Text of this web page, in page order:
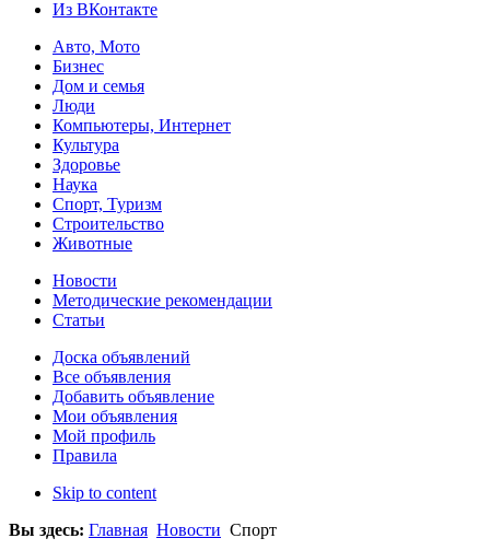
Из ВКонтакте
Авто, Мото
Бизнес
Дом и семья
Люди
Компьютеры, Интернет
Культура
Здоровье
Наука
Спорт, Туризм
Строительство
Животные
Новости
Методические рекомендации
Статьи
Доска объявлений
Все объявления
Добавить объявление
Мои объявления
Мой профиль
Правила
Skip to content
Вы здесь: Главная Новости Спорт